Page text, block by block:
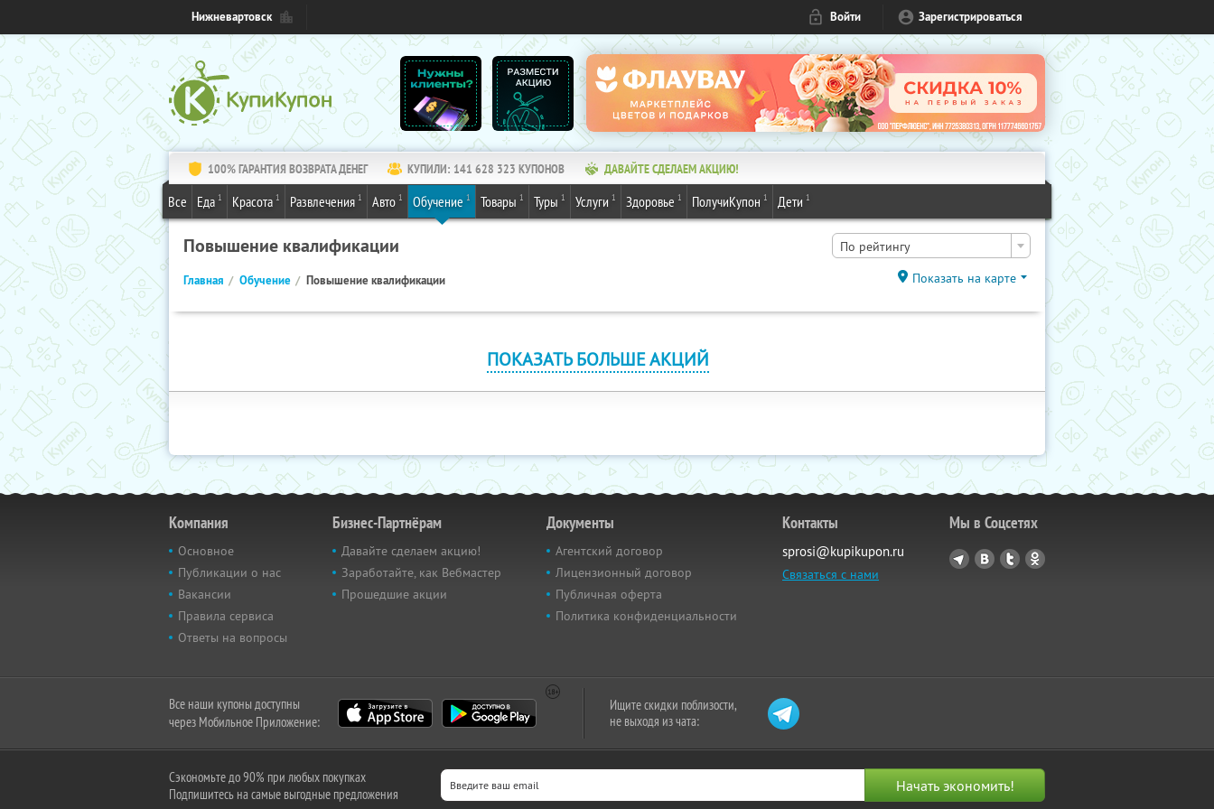
Нижневартовск Войти Зарегистрироваться
100% ГАРАНТИЯ ВОЗВРАТА ДЕНЕГ КУПИЛИ: 141 628 325 КУПОНОВ ДАВАЙТЕ СДЕЛАЕМ АКЦИЮ!
Все Еда 1 Красота 1 Развлечения 1 Авто 1 Обучение 1 Товары 1 Туры 1 Услуги 1 Здоровье 1 ПолучиКупон 1 Дети 1
Повышение квалификации По рейтингу
Главная Обучение Повышение квалификации Показать на карте
ПОКАЗАТЬ БОЛЬШЕ АКЦИЙ
Компания
Основное
Публикации о нас
Вакансии
Правила сервиса
Ответы на вопросы
Бизнес-Партнёрам
Давайте сделаем акцию!
Заработайте, как Вебмастер
Прошедшие акции
Документы
Агентский договор
Лицензионный договор
Публичная оферта
Политика конфиденциальности
Контакты
sprosi@kupikupon.ru
Связаться с нами
Мы в Соцсетях
Все наши купоны доступны
через Мобильное Приложение:
Ищите скидки поблизости,
не выходя из чата:
Сэкономьте до 90% при любых покупках
Подпишитесь на самые выгодные предложения